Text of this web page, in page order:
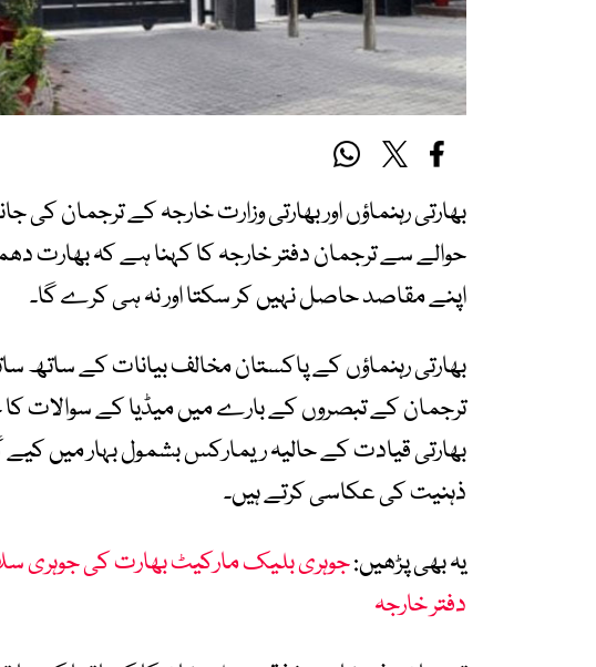
بھارتی رہنماؤں اور بھارتی وزارت خارجہ کے ترجمان کی
حوالے سے ترجمان دفتر خارجہ کا کہنا ہے کہ بھارت
اپنے مقاصد حاصل نہیں کر سکتا اور نہ ہی کرے گا۔
ترجمان کے تبصروں کے بارے میں میڈیا کے سوالات کا
بھارتی قیادت کے حالیہ ریمارکس بشمول بہار میں
ذہنیت کی عکاسی کرتے ہیں۔
یہ بھی پڑھیں:جوہری بلیک مارکیٹ بھارت کی جوہری
دفتر خارجہ